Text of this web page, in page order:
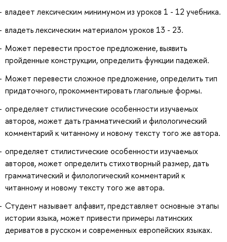
владеет лексическим минимумом из уроков 1 - 12 учебника.
владеть лексическим материалом уроков 13 - 23.
Может перевести простое предложение, выявить
пройденные конструкции, определить функции падежей.
Может перевести сложное предложение, определить тип
придаточного, прокомментировать глагольные формы.
определяет стилистические особенности изучаемых
авторов, может дать грамматический и филологический
комментарий к читанному и новому тексту того же автора.
определяет стилистические особенности изучаемых
авторов, может определить стихотворный размер, дать
грамматический и филологический комментарий к
читанному и новому тексту того же автора.
Студент называет алфавит, представляет основные этапы
истории языка, может привести примеры латинских
дериватов в русском и современных европейских языках.